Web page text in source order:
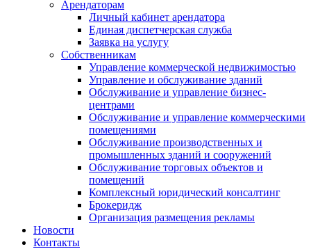
Арендаторам
Личный кабинет арендатора
Единая диспетчерская служба
Заявка на услугу
Собственникам
Управление коммерческой недвижимостью
Управление и обслуживание зданий
Обслуживание и управление бизнес-
центрами
Обслуживание и управление коммерческими
помещениями
Обслуживание производственных и
промышленных зданий и сооружений
Обслуживание торговых объектов и
помещений
Комплексный юридический консалтинг
Брокеридж
Организация размещения рекламы
Новости
Контакты